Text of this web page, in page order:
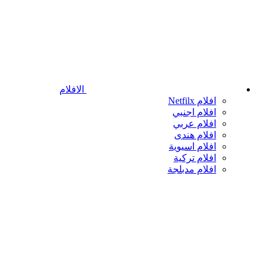
الافلام
افلام Netfilx
افلام اجنبي
افلام عربي
افلام هندى
افلام اسيوية
افلام تركية
افلام مدبلجة